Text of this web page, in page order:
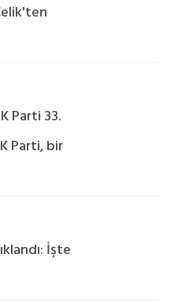
Parti 33.
Parti, bir
İşte